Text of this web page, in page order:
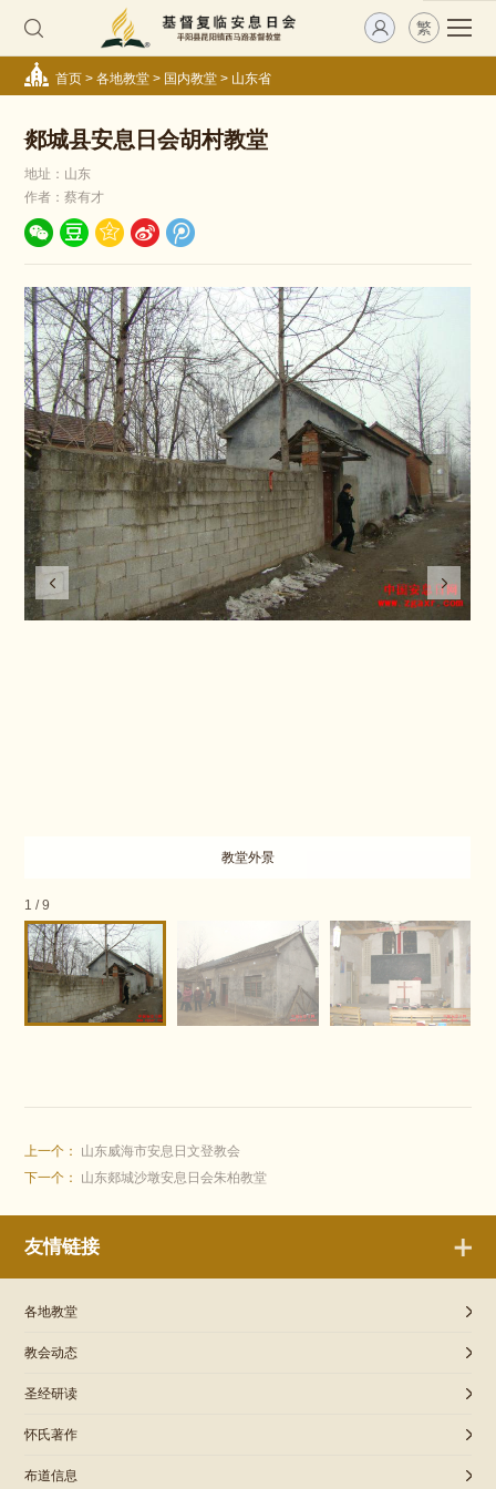
繁
首页> 各地教堂> 国内教堂> 山东省
郯城县安息日会胡村教堂
地址：山东
作者：蔡有才
教堂外景
1 /9
上一个： 山东威海市安息日文登教会
下一个： 山东郯城沙墩安息日会朱柏教堂
友情链接
各地教堂
教会动态
圣经研读
怀氏著作
布道信息